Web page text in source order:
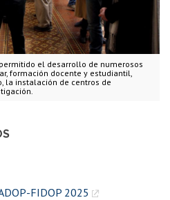
permitido el desarrollo de numerosos
formación docente y estudiantil,
la instalación de centros de
FIDOP 2025